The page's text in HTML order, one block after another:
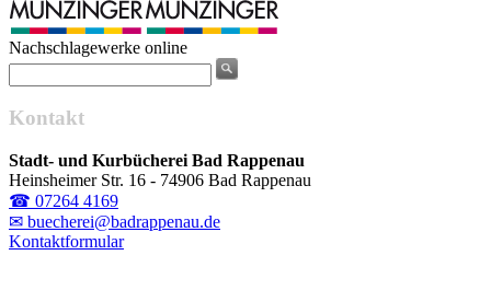
Nachschlagewerke online
Kontakt
Stadt- und Kurbücherei Bad Rappenau
Heinsheimer Str. 16 - 74906 Bad Rappenau
☎ 07264 4169
✉ buecherei@badrappenau.de
Kontaktformular